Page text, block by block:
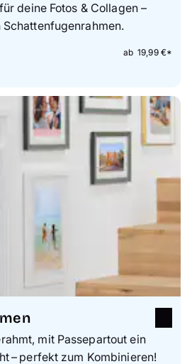
deine Fotos & Collagen –
ab 19,99 €*
mit Passepartout ein
– perfekt zum Kombinieren!